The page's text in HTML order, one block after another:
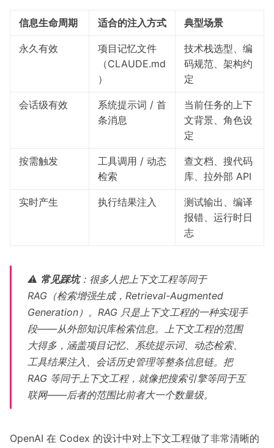
信息生命周期 适合的注入方式 典型场景
永久有效
项目记忆文件
（CLAUDE.md
）
技术栈选型、编
码规范、架构约
定
会话级有效
系统提示词 / 首
条消息
当前任务的上下
文背景、角色设
定
按需触发
工具调用 / 动态
检索
查文档、搜代码
库、拉外部 API
实时产生 执行结果注入
测试输出、编译
报错、运行时日
志
⚠️ 常见踩坑：很多人把上下文工程等同于
RAG（检索增强生成，Retrieval-Augmented
Generation）。RAG 只是上下文工程的一种实现手
段——从外部知识库检索信息。上下文工程的范围
大得多，涵盖项目记忆、系统提示词、动态检索、
工具结果注入、会话历史管理等整条信息链。把
RAG 等同于上下文工程，就像把搜索引擎等同于互
联网——后者的范围比前者大一个数量级。
OpenAI 在 Codex 的设计中对上下文工程做了非常清晰的